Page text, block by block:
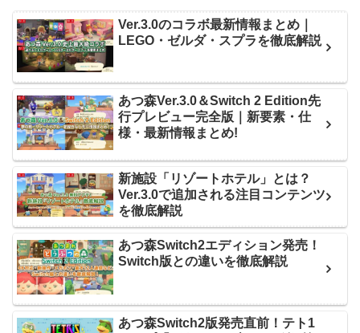
Ver.3.0のコラボ最新情報まとめ｜
LEGO・ゼルダ・スプラを徹底解説
あつ森Ver.3.0＆Switch 2 Edition先
行プレビュー完全版｜新要素・仕
様・最新情報まとめ!
新施設「リゾートホテル」とは？
Ver.3.0で追加される注目コンテンツ
を徹底解説
あつ森Switch2エディション発売！
Switch版との違いを徹底解説
あつ森Switch2版発売直前！テト1